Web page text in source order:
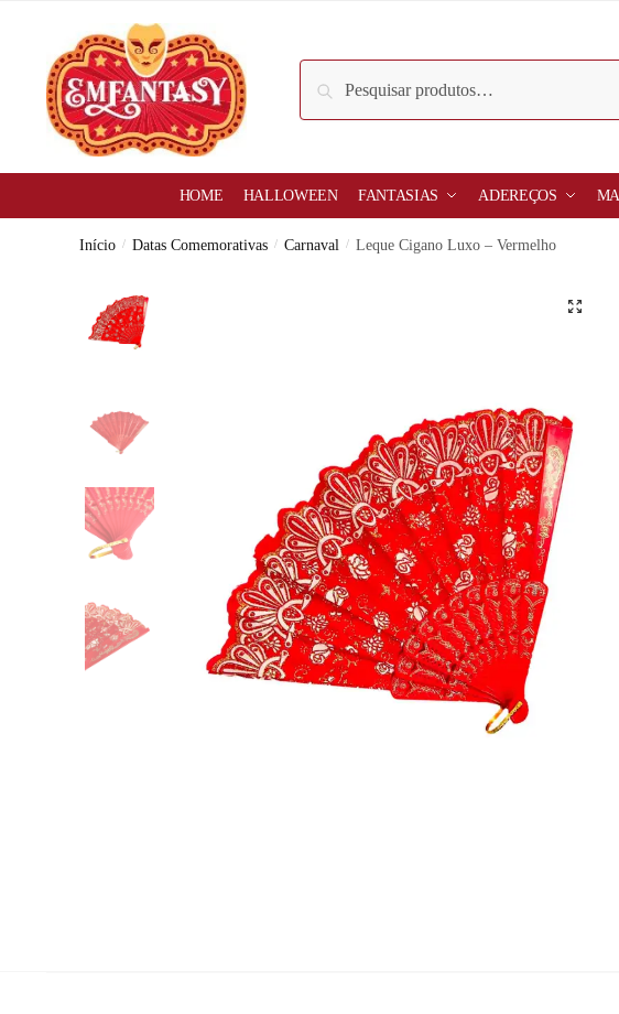
navigation
content
por:
Pesquisar
HOME HALLOWEEN FANTASIAS ADEREÇOS
Início / Datas Comemorativas / Carnaval / Leque Cigano Luxo – Vermelho
🔍